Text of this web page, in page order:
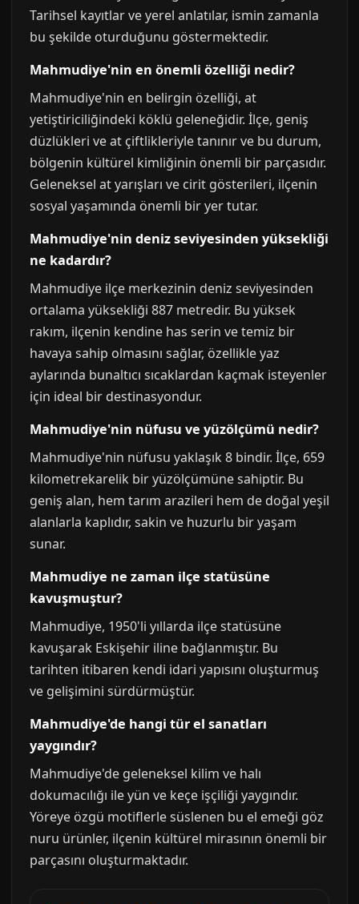
Tarihsel kayıtlar ve yerel anlatılar, ismin zamanla
bu şekilde oturduğunu göstermektedir.
Mahmudiye'nin en önemli özelliği nedir?
Mahmudiye'nin en belirgin özelliği, at
yetiştiriciliğindeki köklü geleneğidir. İlçe, geniş
düzlükleri ve at çiftlikleriyle tanınır ve bu durum,
bölgenin kültürel kimliğinin önemli bir parçasıdır.
Geleneksel at yarışları ve cirit gösterileri, ilçenin
sosyal yaşamında önemli bir yer tutar.
Mahmudiye'nin deniz seviyesinden yüksekliği
ne kadardır?
Mahmudiye ilçe merkezinin deniz seviyesinden
ortalama yüksekliği 887 metredir. Bu yüksek
rakım, ilçenin kendine has serin ve temiz bir
havaya sahip olmasını sağlar, özellikle yaz
aylarında bunaltıcı sıcaklardan kaçmak isteyenler
için ideal bir destinasyondur.
Mahmudiye'nin nüfusu ve yüzölçümü nedir?
Mahmudiye'nin nüfusu yaklaşık 8 bindir. İlçe, 659
kilometrekarelik bir yüzölçümüne sahiptir. Bu
geniş alan, hem tarım arazileri hem de doğal yeşil
alanlarla kaplıdır, sakin ve huzurlu bir yaşam
sunar.
Mahmudiye ne zaman ilçe statüsüne
kavuşmuştur?
Mahmudiye, 1950'li yıllarda ilçe statüsüne
kavuşarak Eskişehir iline bağlanmıştır. Bu
tarihten itibaren kendi idari yapısını oluşturmuş
ve gelişimini sürdürmüştür.
Mahmudiye'de hangi tür el sanatları
yaygındır?
Mahmudiye'de geleneksel kilim ve halı
dokumacılığı ile yün ve keçe işçiliği yaygındır.
Yöreye özgü motiflerle süslenen bu el emeği göz
nuru ürünler, ilçenin kültürel mirasının önemli bir
parçasını oluşturmaktadır.